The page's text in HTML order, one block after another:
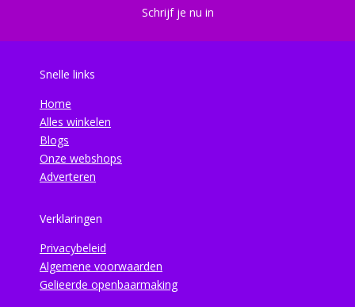
Schrijf je nu in
Snelle links
Home
Alles winkelen
Blogs
Onze webshops
Adverteren
Verklaringen
Privacybeleid
Algemene voorwaarden
Gelieerde openbaarmaking